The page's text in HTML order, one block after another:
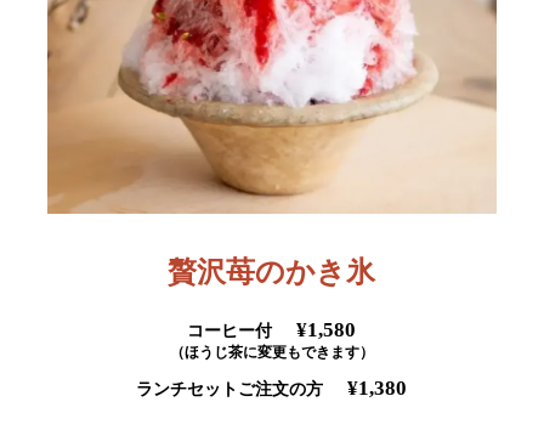
贅沢苺のかき氷
コーヒー付 ¥1,580
（ほうじ茶に変更もできます）
ランチセットご注文の方 ¥1,380